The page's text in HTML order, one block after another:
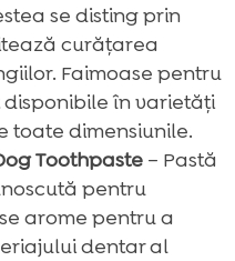
se disting prin
curățarea
Faimoase pentru
în varietăți
toate dimensiunile.
Toothpaste– Pastă
pentru
arome pentru a
dentar al